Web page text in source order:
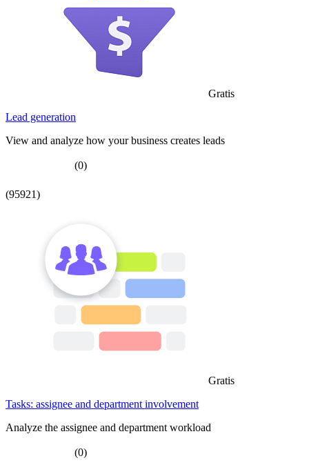
Gratis
Lead generation
View and analyze how your business creates leads
(0)
(95921)
Gratis
Tasks: assignee and department involvement
Analyze the assignee and department workload
(0)